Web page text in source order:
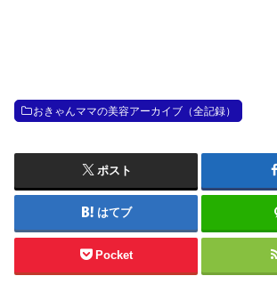
おきゃんママの美容アーカイブ（全記録）
ポスト
はてブ
Pocket